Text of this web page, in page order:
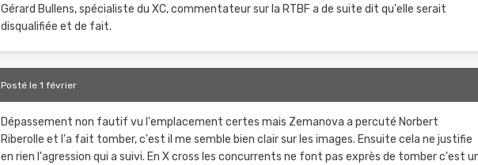
Gérard Bullens, spécialiste du XC, commentateur sur la RTBF a de suite dit qu'elle serait
disqualifiée et de fait.
Postéle 1 février
Dépassement non fautif vu l'emplacement certes mais Zemanova a percuté Norbert
Riberolle et l'a fait tomber, c'est il me semble bien clair sur les images. Ensuite cela ne justifie
en rien l'agression qui a suivi. En X cross les concurrents ne font pas exprès de tomber c'est